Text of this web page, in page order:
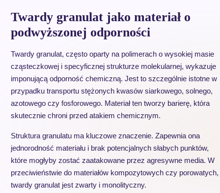
Twardy granulat jako materiał o
podwyższonej odporności
Twardy granulat, często oparty na polimerach o wysokiej masie
cząsteczkowej i specyficznej strukturze molekularnej, wykazuje
imponującą odporność chemiczną. Jest to szczególnie istotne w
przypadku transportu stężonych kwasów siarkowego, solnego,
azotowego czy fosforowego. Materiał ten tworzy barierę, która
skutecznie chroni przed atakiem chemicznym.
Struktura granulatu ma kluczowe znaczenie. Zapewnia ona
jednorodność materiału i brak potencjalnych słabych punktów,
które mogłyby zostać zaatakowane przez agresywne media. W
przeciwieństwie do materiałów kompozytowych czy porowatych,
twardy granulat jest zwarty i monolityczny.